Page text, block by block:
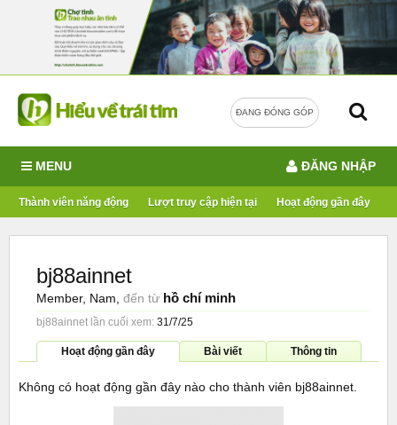
ĐANG ĐÓNG GÓP
MENU
Thành viên năng động Lượt truy cập hiện tại Hoạt động gần đây
ĐĂNG NHẬP
bj88ainnet
Member, Nam, đến từ hồ chí minh
bj88ainnet lần cuối xem: 31/7/25
Hoạt động gần đây Bài viết Thông tin
Không có hoạt động gần đây nào cho thành viên bj88ainnet.